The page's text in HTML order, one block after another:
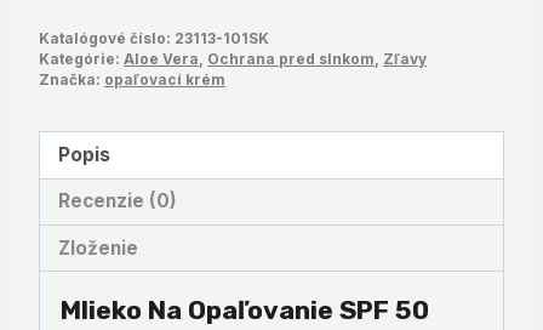
Opaľovanie
SPF
Katalógové číslo: 23113-101SK
Kategórie: Aloe Vera, Ochrana pred slnkom, Zľavy
Značka: opaľovací krém
Popis
Recenzie (0)
Zloženie
Mlieko Na Opaľovanie SPF 50